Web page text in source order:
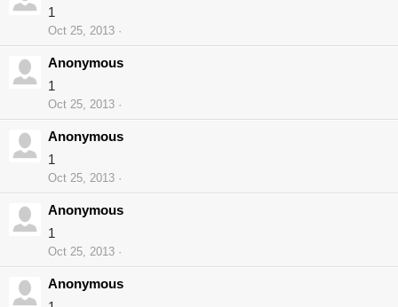
1
Oct 25, 2013
Anonymous
1
Oct 25, 2013
Anonymous
1
Oct 25, 2013
Anonymous
1
Oct 25, 2013
Anonymous